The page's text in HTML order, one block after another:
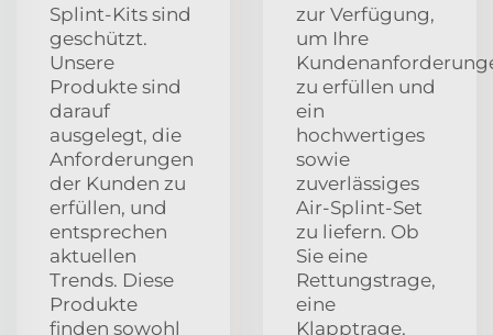
Splint-Kits sind
geschützt.
Unsere
Produkte sind
darauf
ausgelegt, die
Anforderungen
der Kunden zu
erfüllen, und
entsprechen
aktuellen
Trends. Diese
Produkte
finden sowohl
zur Verfügung,
um Ihre
zu erfüllen und
ein
hochwertiges
sowie
zuverlässiges
Air-Splint-Set
zu liefern. Ob
Sie eine
Rettungstrage,
eine
Klapptrage,